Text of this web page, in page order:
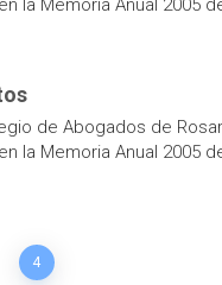
la Memoria Anual 2005
de Abogados de
la Memoria Anual 2005
4